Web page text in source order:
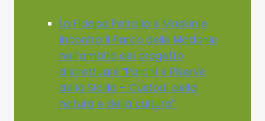
La Fidapa Petralia e Madonie
incontra il Parco delle Madonie
nell’ambito del progetto
distrettuale “Parchi e Riserve
della Sicilia – Custodi della
natura e della cultura”.